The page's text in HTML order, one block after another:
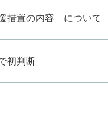
措置の内容 について
初判断